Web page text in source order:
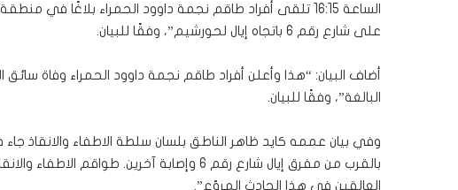
الساعة 16:15 تلقى أفراد طاقم نجمة داوود الحمراء بلاغًا
على شارع رقم 6 باتجاه إيال لحورشيم”، وفقًا للبيان.
أضاف البيان: “هذا وأعلن أفراد طاقم نجمة داوود الحمراء وفاة
البالغة”، وفقًا للبيان.
وفي بيان عممه كايد ظاهر الناطق بلسان سلطة الاطفاء
بالقرب من مفرق إيال شارع رقم 6 وإصابة
العالقين في هذا الحادث المروّع”.